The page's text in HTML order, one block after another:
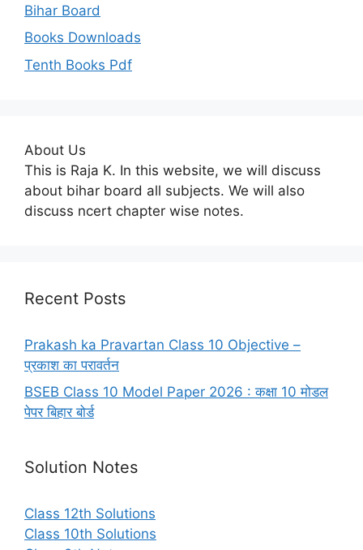
Bihar Board
Books Downloads
Tenth Books Pdf
About Us
This is Raja K. In this website, we will discuss
about bihar board all subjects. We will also
discuss ncert chapter wise notes.
Recent Posts
Prakash ka Pravartan Class 10 Objective –
प्रकाश का परावर्तन
BSEB Class 10 Model Paper 2026 : कक्षा 10 मोडल
पेपर बिहार बोर्ड
Solution Notes
Class 12th Solutions
Class 10th Solutions